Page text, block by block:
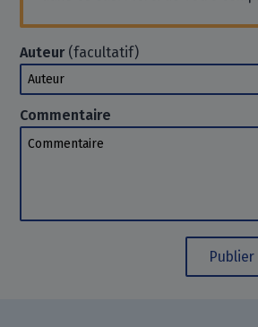
Auteur(facultatif)
Auteur
Commentaire
Commentaire